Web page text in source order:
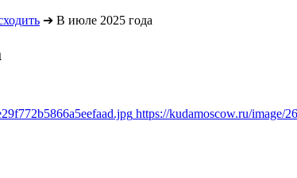
➔ В июле 2025 года
https://kudamoscow.ru/image/